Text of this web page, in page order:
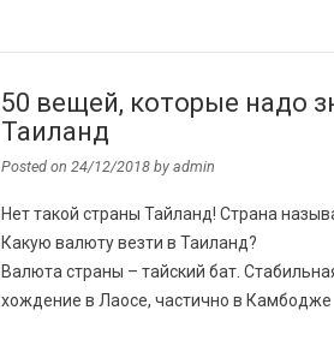
50 вещей, которые надо
Таиланд
Posted on 24/12/2018 by admin
Нет такой страны Тайланд! Страна
Какую валюту везти в Таиланд?
Валюта страны – тайский бат.
хождение в Лаосе, частично в Камбодже